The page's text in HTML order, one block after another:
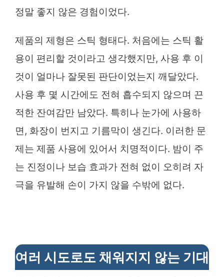
정말 좋지 않은 경험이었다.
제품의 제형은 스틱 형태다. 처음에는 스틱 활
용이 편리할 것이라고 생각했지만, 사용 후 이
것이 얼마나 잘못된 판단이었는지 깨달았다.
사용 후 몇 시간에도 전혀 흡수되지 않으며 끈
적한 잔여감만 남았다. 특히나 눈가에 사용하
면, 화장이 번지고 기름막이 생긴다. 이러한 문
제는 제품 사용에 있어서 치명적이다. 밤이 주
는 진정이나 보습 효과가 전혀 없이 오히려 자
극을 유발해 손이 가지 않을 수밖에 없다.
여러 시도로도 채워지지 않는 기대